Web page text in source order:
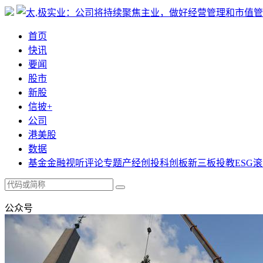
首页
快讯
要闻
股市
新股
信披+
公司
港美股
数据
基金金融视听评论专题产经创投科创板新三板投教ESG
公众号